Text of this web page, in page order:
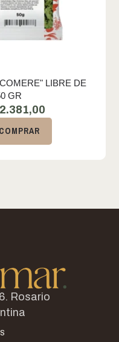
LIBRE DE
GR
2.381,00
COMPRAR
Rosario